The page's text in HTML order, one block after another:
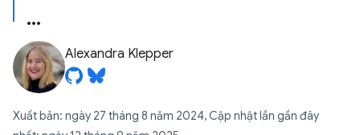
Alexandra Klepper
Xuất bản: ngày 27 tháng 8 năm 2024, Cập nhật lần gần đây